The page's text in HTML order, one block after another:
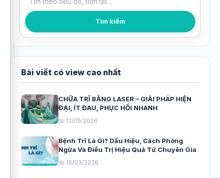
Tìm kiếm bài viết Tìm kiếm
Bài viết có view cao nhất
CHỮA TRĨ BẰNG LASER – GIẢI PHÁP HIỆN
ĐẠI, ÍT ĐAU, PHỤC HỒI NHANH
📅 12/05/2026
Bệnh Trĩ Là Gì? Dấu Hiệu, Cách Phòng
Ngừa Và Điều Trị Hiệu Quả Từ Chuyên Gia
📅 16/03/2026